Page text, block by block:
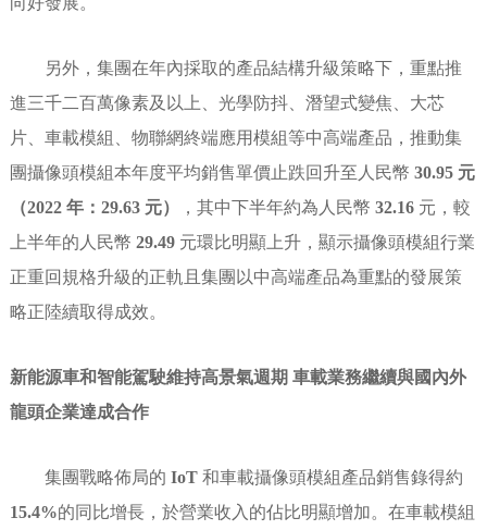
另外，集團在年內採取的產品結構升級策略下，重點推
進三千二百萬像素及以上、光學防抖、潛望式變焦、大芯
片、車載模組、物聯網終端應用模組等中高端產品，推動集
團攝像頭模組本年度平均銷售單價止跌回升至人民幣 30.95 元
（2022 年：29.63 元）
，其中下半年約為人民幣 32.16元，較
上半年的人民幣 29.49 元環比明顯上升，顯示攝像頭模組行業
正重回規格升級的正軌且集團以中高端產品為重點的發展策
略正陸續取得成效。
新能源車和智能駕駛維持高景氣週期 車載業務繼續與國內外
龍頭企業達成合作
集團戰略佈局的 IoT和車載攝像頭模組產品銷售錄得約
15.4%的同比增長，於營業收入的佔比明顯增加。在車載模組